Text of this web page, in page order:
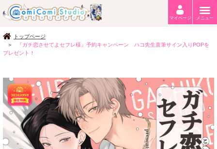
トップページ
『ガチ恋させてよセフレ様』予約キャンペーン ハコ先生直筆サイン入りPOPを
プレゼント！
マイページ メニュー